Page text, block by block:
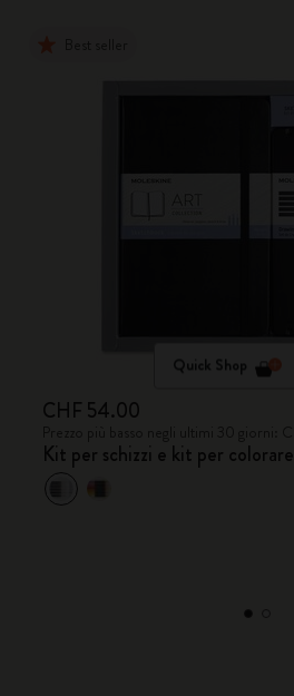
Quick Shop
CHF 54.00
Kit per schizzi e kit per colorare